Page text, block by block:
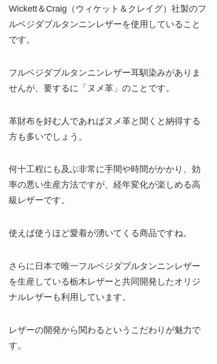
Wickett＆Craig（ウィケット＆クレイグ）社製のフ
ルベジダブルタンニンレザーを使用していること
です。
フルベジダブルタンニンレザー耳馴染みがありま
せんが、要するに「ヌメ革」のことです。
革財布を好む人であればヌメ革と聞くと納得する
方も多いでしょう。
何十工程にも及ぶ非常に手間や時間がかかり、効
率の悪い生産方法ですが、経年変化が楽しめる高
級レザーです。
使えば使うほど愛着が湧いてくる商品ですね。
さらに日本で唯一フルベジダブルタンニンレザー
を生産している栃木レザーと共同開発したオリジ
ナルレザーも利用しています。
レザーの開発から関わるというこだわりが魅力で
す。